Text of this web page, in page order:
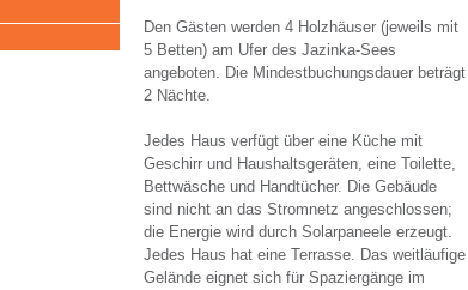
Den Gästen werden 4 Holzhäuser (jeweils mit
5 Betten) am Ufer des Jazinka-Sees
angeboten. Die Mindestbuchungsdauer beträgt
2 Nächte.
Jedes Haus verfügt über eine Küche mit
Geschirr und Haushaltsgeräten, eine Toilette,
Bettwäsche und Handtücher. Die Gebäude
sind nicht an das Stromnetz angeschlossen;
die Energie wird durch Solarpaneele erzeugt.
Jedes Haus hat eine Terrasse. Das weitläufige
Gelände eignet sich für Spaziergänge im